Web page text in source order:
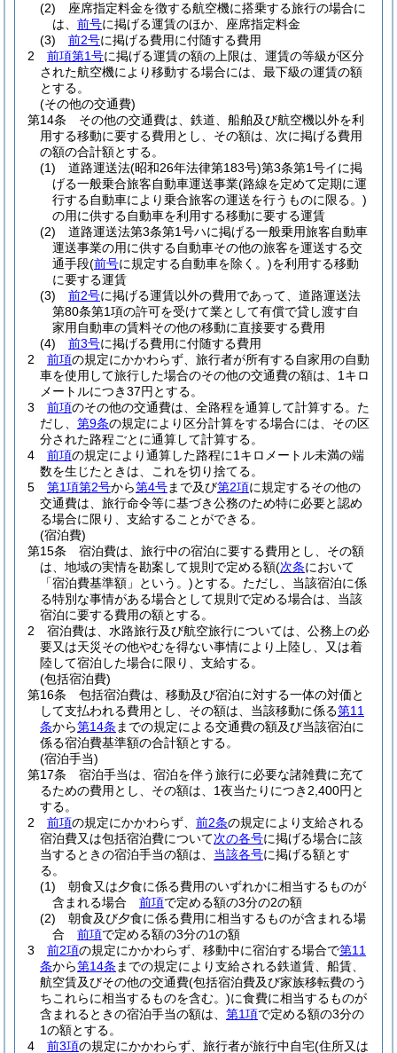
(2)
座席指定料金を徴する航空機に搭乗する旅行の場合に
は、 前号に掲げる運賃のほか、座席指定料金
(3)
前2号に掲げる費用に付随する費用
2
前項第1号に掲げる運賃の額の上限は、運賃の等級が区分
された航空機により移動する場合には、最下級の運賃の額
とする。
(その他の交通費)
第14条
その他の交通費は、鉄道、船舶及び航空機以外を利
用する移動に要する費用とし、その額は、次に掲げる費用
の額の合計額とする。
(1)
道路運送法(昭和26年法律第183号)第3条第1号イに掲
げる一般乗合旅客自動車運送事業(路線を定めて定期に運
行する自動車により乗合旅客の運送を行うものに限る。)
の用に供する自動車を利用する移動に要する運賃
(2)
道路運送法第3条第1号ハに掲げる一般乗用旅客自動車
運送事業の用に供する自動車その他の旅客を運送する交
通手段(前号に規定する自動車を除く。)を利用する移動
に要する運賃
(3)
前2号に掲げる運賃以外の費用であって、道路運送法
第80条第1項の許可を受けて業として有償で貸し渡す自
家用自動車の賃料その他の移動に直接要する費用
(4)
前3号に掲げる費用に付随する費用
2
前項の規定にかかわらず、旅行者が所有する自家用の自動
車を使用して旅行した場合のその他の交通費の額は、1キロ
メートルにつき37円とする。
3
前項のその他の交通費は、全路程を通算して計算する。 た
だし、 第9条の規定により区分計算をする場合には、その区
分された路程ごとに通算して計算する。
4
前項の規定により通算した路程に1キロメートル未満の端
数を生じたときは、これを切り捨てる。
5
第1項第2号から第4号まで及び第2項に規定するその他の
交通費は、旅行命令等に基づき公務のため特に必要と認め
る場合に限り、支給することができる。
(宿泊費)
第15条
宿泊費は、旅行中の宿泊に要する費用とし、その額
は、地域の実情を勘案して規則で定める額(次条において
「宿泊費基準額」という。)とする。 ただし、当該宿泊に係
る特別な事情がある場合として規則で定める場合は、当該
宿泊に要する費用の額とする。
2
宿泊費は、水路旅行及び航空旅行については、公務上の必
要又は天災その他やむを得ない事情により上陸し、又は着
陸して宿泊した場合に限り、支給する。
(包括宿泊費)
第16条
包括宿泊費は、移動及び宿泊に対する一体の対価と
して支払われる費用とし、その額は、当該移動に係る第11
条から第14条 までの規定による交通費の額及び当該宿泊に
係る宿泊費基準額の合計額とする。
(宿泊手当)
第17条
宿泊手当は、宿泊を伴う旅行に必要な諸雑費に充て
るための費用とし、その額は、1夜当たりにつき2,400円と
する。
2
前項の規定にかかわらず、 前2条の規定により支給される
宿泊費又は包括宿泊費について次の各号に掲げる場合に該
当するときの宿泊手当の額は、 当該各号に掲げる額とす
る。
(1)
朝食又は夕食に係る費用のいずれかに相当するものが
含まれる場合 前項で定める額の3分の2の額
(2)
朝食及び夕食に係る費用に相当するものが含まれる場
合 前項で定める額の3分の1の額
3
前2項の規定にかかわらず、移動中に宿泊する場合で第11
条から第14条 までの規定により支給される鉄道賃、船賃、
航空賃及びその他の交通費(包括宿泊費及び家族移転費のう
ちこれらに相当するものを含む。)に食費に相当するものが
含まれるときの宿泊手当の額は、 第1項で定める額の3分の
1の額とする。
4
前3項の規定にかかわらず、旅行者が旅行中自宅(住所又は